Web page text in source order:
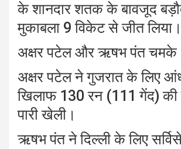
के शानदार शतक के बावजूद
मुकाबला 9 विकेट से जीत लिया।
अक्षर पटेल और ऋषभ पंत चमके
अक्षर पटेल ने गुजरात के लिए
खिलाफ 130 रन (111 गेंद)
पारी खेली।
ऋषभ पंत ने दिल्ली के लिए